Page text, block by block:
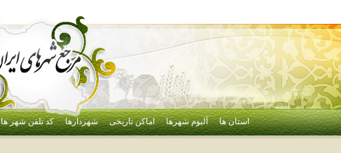
استان ها آلبوم شهرها اماکن تاریخی شهردارها کد تلفن شهر ها